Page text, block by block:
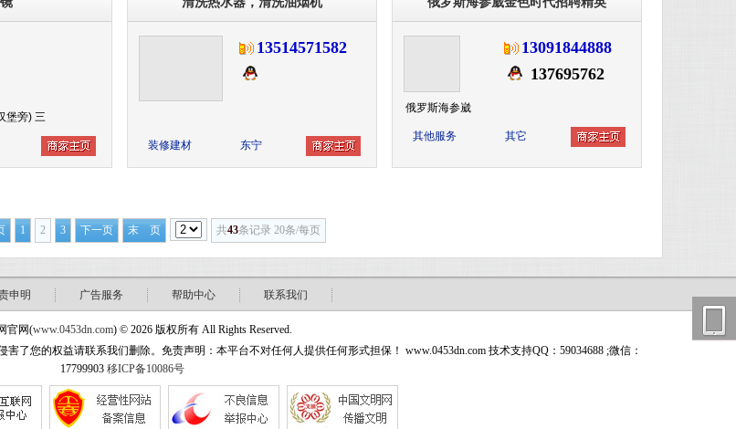
堡旁) 三
13514571582
装修建材 东宁
13091844888
137695762
俄罗斯海参崴
其他服务 其它
1 2 3 下一页 末 页 共43条记录 20条/每页
申明 广告服务 帮助中心 联系我们
官网(www.0453dn.com) © 2026 版权所有 All Rights Reserved.
了您的权益请联系我们删除。免责声明：本平台不对任何人提供任何形式担保！ www.0453dn.com 技术支持QQ：59034688 ;微信：
17799903 移ICP备10086号